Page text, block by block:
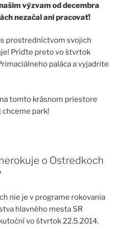
výzvam od decembra
nezačal ani pracovať!
prostredníctvom svojich
Príďte preto vo štvrtok
paláca a vyjadrite
tomto krásnom priestore
chceme park!
o Ostredkoch
nie je v programe rokovania
hlavného mesta SR
vo štvrtok 22.5.2014.